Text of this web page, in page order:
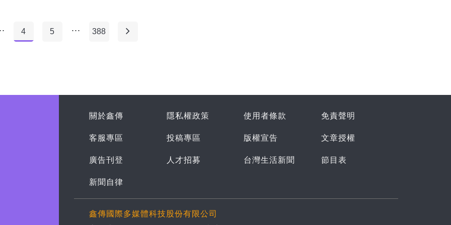
4 5 ... 388
關於鑫傳 隱私權政策 使用者條款 免責聲明
客服專區 投稿專區 版權宣告 文章授權
廣告刊登 人才招募 台灣生活新聞 節目表
新聞自律
鑫傳國際多媒體科技股份有限公司